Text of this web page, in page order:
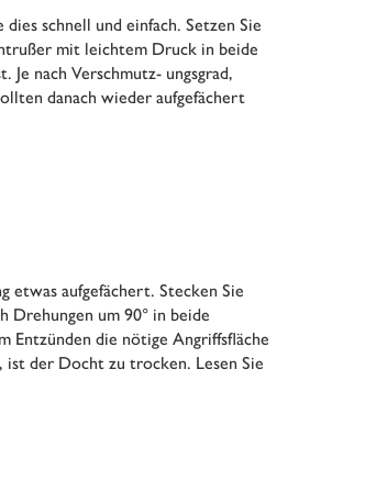
schnell und einfach. Setzen Sie
mit leichtem Druck in beide
nach Verschmutz- ungsgrad,
danach wieder aufgefächert
etwas aufgefächert. Stecken Sie
Drehungen um 90° in beide
Entzünden die nötige Angriffsfläche
ist der Docht zu trocken. Lesen Sie